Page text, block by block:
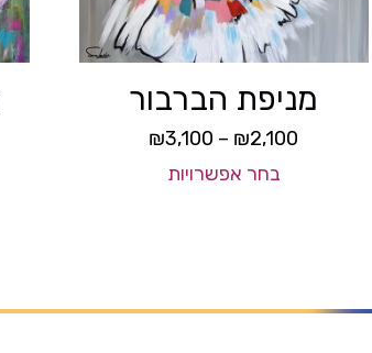
מניפת הברבור
₪2,100
–
₪3,100
בחר אפשרויות